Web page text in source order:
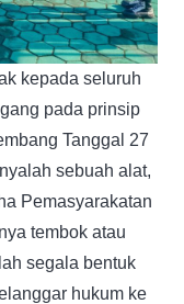
kepada seluruh
pada prinsip
Tanggal 27
sebuah alat,
Pemasyarakatan
tembok atau
segala bentuk
hukum ke